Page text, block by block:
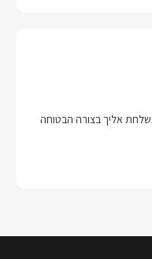
אליך בצורה הבטוחה